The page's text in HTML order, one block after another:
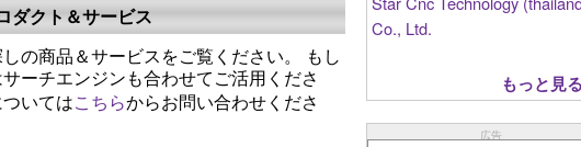
クト＆サービス
の商品＆サービスをご覧ください。 もし
ーチエンジンも合わせてご活用くださ
いてはこちらからお問い合わせくださ
Co., Ltd.
もっと見
広告